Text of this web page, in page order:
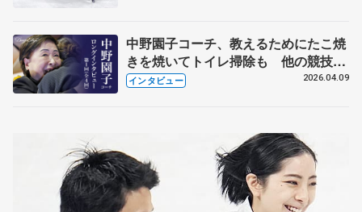
中野園子コーチ、教えるためにたこ焼
きを焼いてトイレ掃除も 他の競技に
も通用するという坂本花織の筋肉
インタビュー 2026.04.09